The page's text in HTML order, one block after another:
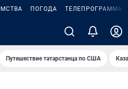
ПОГОДА ТЕЛЕПРОГРАММА
Путешествие татарстанца по США